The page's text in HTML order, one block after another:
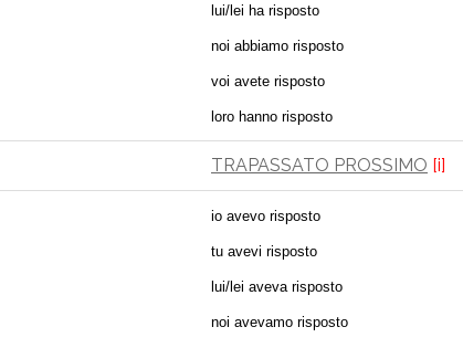
lui/lei ha risposto
noi abbiamo risposto
voi avete risposto
loro hanno risposto
TRAPASSATO PROSSIMO [i]
io avevo risposto
tu avevi risposto
lui/lei aveva risposto
noi avevamo risposto